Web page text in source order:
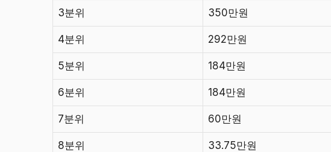
3분위 350만원
4분위 292만원
5분위 184만원
6분위 184만원
7분위 60만원
8분위 33.75만원